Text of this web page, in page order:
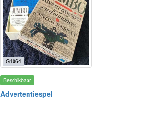
G1064
Beschikbaar
Advertentiespel